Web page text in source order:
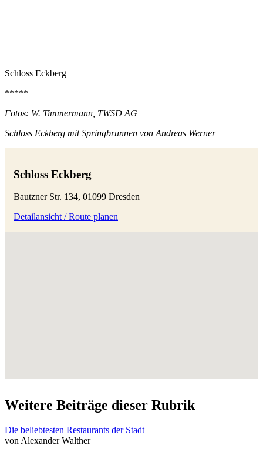
Schloss Eckberg
*****
Fotos: W. Timmermann, TWSD AG
Schloss Eckberg mit Springbrunnen von Andreas Werner
Schloss Eckberg
Bautzner Str. 134, 01099 Dresden
Detailansicht / Route planen
Weitere Beiträge dieser Rubrik
Die beliebtesten Restaurants der Stadt
von Alexander Walther